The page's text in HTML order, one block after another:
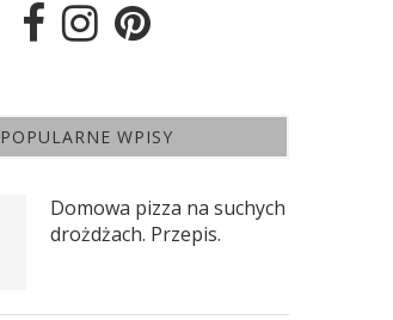
POPULARNE WPISY
Domowa pizza na suchych
drożdżach. Przepis.